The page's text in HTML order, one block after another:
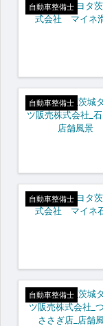
自動車整備士
自動車整備士
自動車整備士
自動車整備士